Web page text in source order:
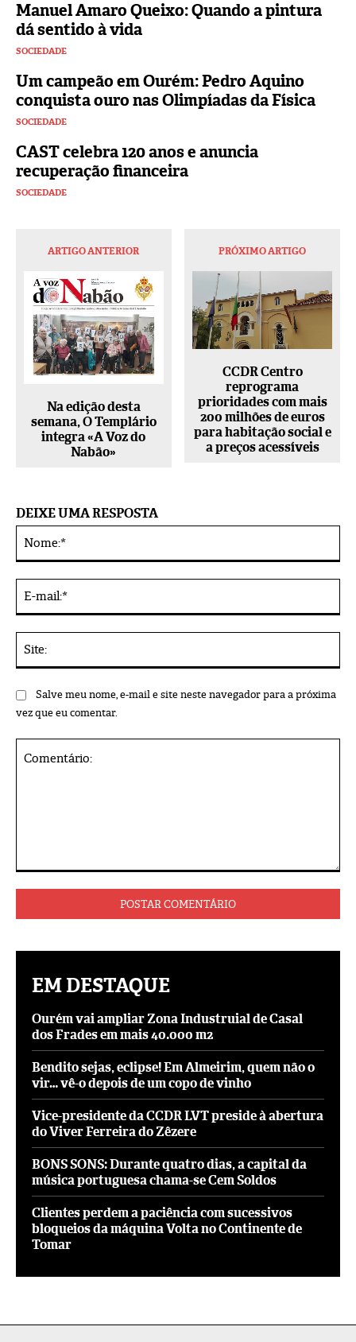
Manuel Amaro Queixo: Quando a pintura
dá sentido à vida
SOCIEDADE
Um campeão em Ourém: Pedro Aquino
conquista ouro nas Olimpíadas da Física
SOCIEDADE
CAST celebra 120 anos e anuncia
recuperação financeira
SOCIEDADE
ARTIGO ANTERIOR
Na edição desta
semana, O Templário
integra «A Voz do
Nabão»
PRÓXIMO ARTIGO
CCDR Centro
reprograma
prioridades com mais
200 milhões de euros
para habitação social e
a preços acessíveis
DEIXE UMA RESPOSTA
Salve meu nome, e-mail e site neste navegador para a próxima
vez que eu comentar.
EM DESTAQUE
Ourém vai ampliar Zona Industruial de Casal
dos Frades em mais 40.000 m2
Bendito sejas, eclipse! Em Almeirim, quem não o
vir… vê-o depois de um copo de vinho
Vice-presidente da CCDR LVT preside à abertura
do Viver Ferreira do Zêzere
BONS SONS: Durante quatro dias, a capital da
música portuguesa chama-se Cem Soldos
Clientes perdem a paciência com sucessivos
bloqueios da máquina Volta no Continente de
Tomar